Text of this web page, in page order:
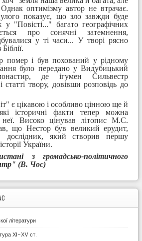
оптимізму автор не втрачає.
показує, що зло завжди буде
"Повісті..." багато географічних
про сонячні затемнення,
у ті часи... У творі рясно
помер і був похований у рідному
було передано у Видубицький
де ігумен Сильвестр
статті твору, довівши розповідь до
є цікавою і особливо цінною ще й
історичні факти тепер можна
неї. Високо цінував літопис М.С.
що Нестор був великий ерудит,
дослідник, який створив першу
України.
з громадсько-політичного
(В. Чос)
літератури
ХІ-ХV ст.